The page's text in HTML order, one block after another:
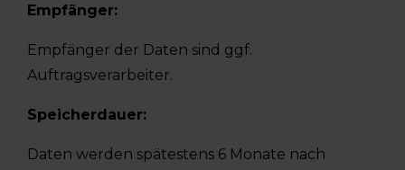
Empfänger:
Empfänger der Daten sind ggf.
Auftragsverarbeiter.
Speicherdauer:
Daten werden spätestens 6 Monate nach